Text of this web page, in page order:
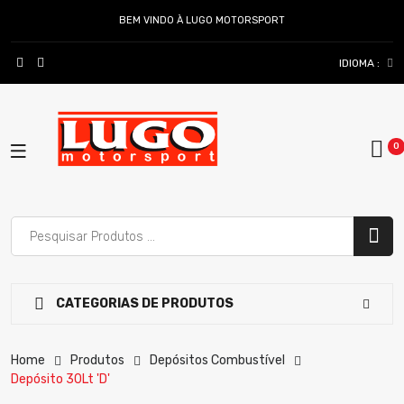
BEM VINDO À LUGO MOTORSPORT
IDIOMA :
CATEGORIAS DE PRODUTOS
Home Produtos
Depósitos Combustível
Depósito 30Lt 'D'